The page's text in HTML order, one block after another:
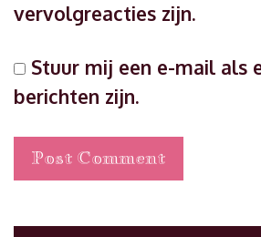
vervolgreacties zijn.
Stuur mij een e-mail als
berichten zijn.